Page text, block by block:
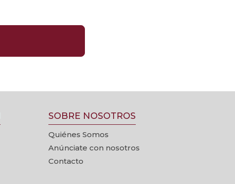
SOBRE NOSOTROS
Quiénes Somos
Anúnciate con nosotros
Contacto